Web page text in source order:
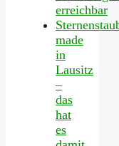
erreichbar
made
in
Lausitz
–
das
hat
es